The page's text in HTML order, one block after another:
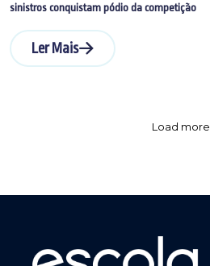
sinistros conquistam pódio da competição
Ler Mais
Load more